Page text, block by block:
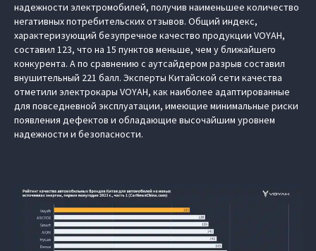
надежности электромобилей, получив наименьшее количество
негативных потребительских отзывов. Общий индекс,
характеризующий безупречное качество продукции VOYAH,
составил 123, что на 15 пунктов меньше, чем у ближайшего
конкурента. А по сравнению с аутсайдером разрыв составил
внушительный 221 балл. Эксперты Китайской сети качества
отметили электрокары VOYAH, как наиболее адаптированные
для повседневной эксплуатации, имеющие минимальные риски
появления дефектов и обладающие высочайшим уровнем
надежности и безопасности.